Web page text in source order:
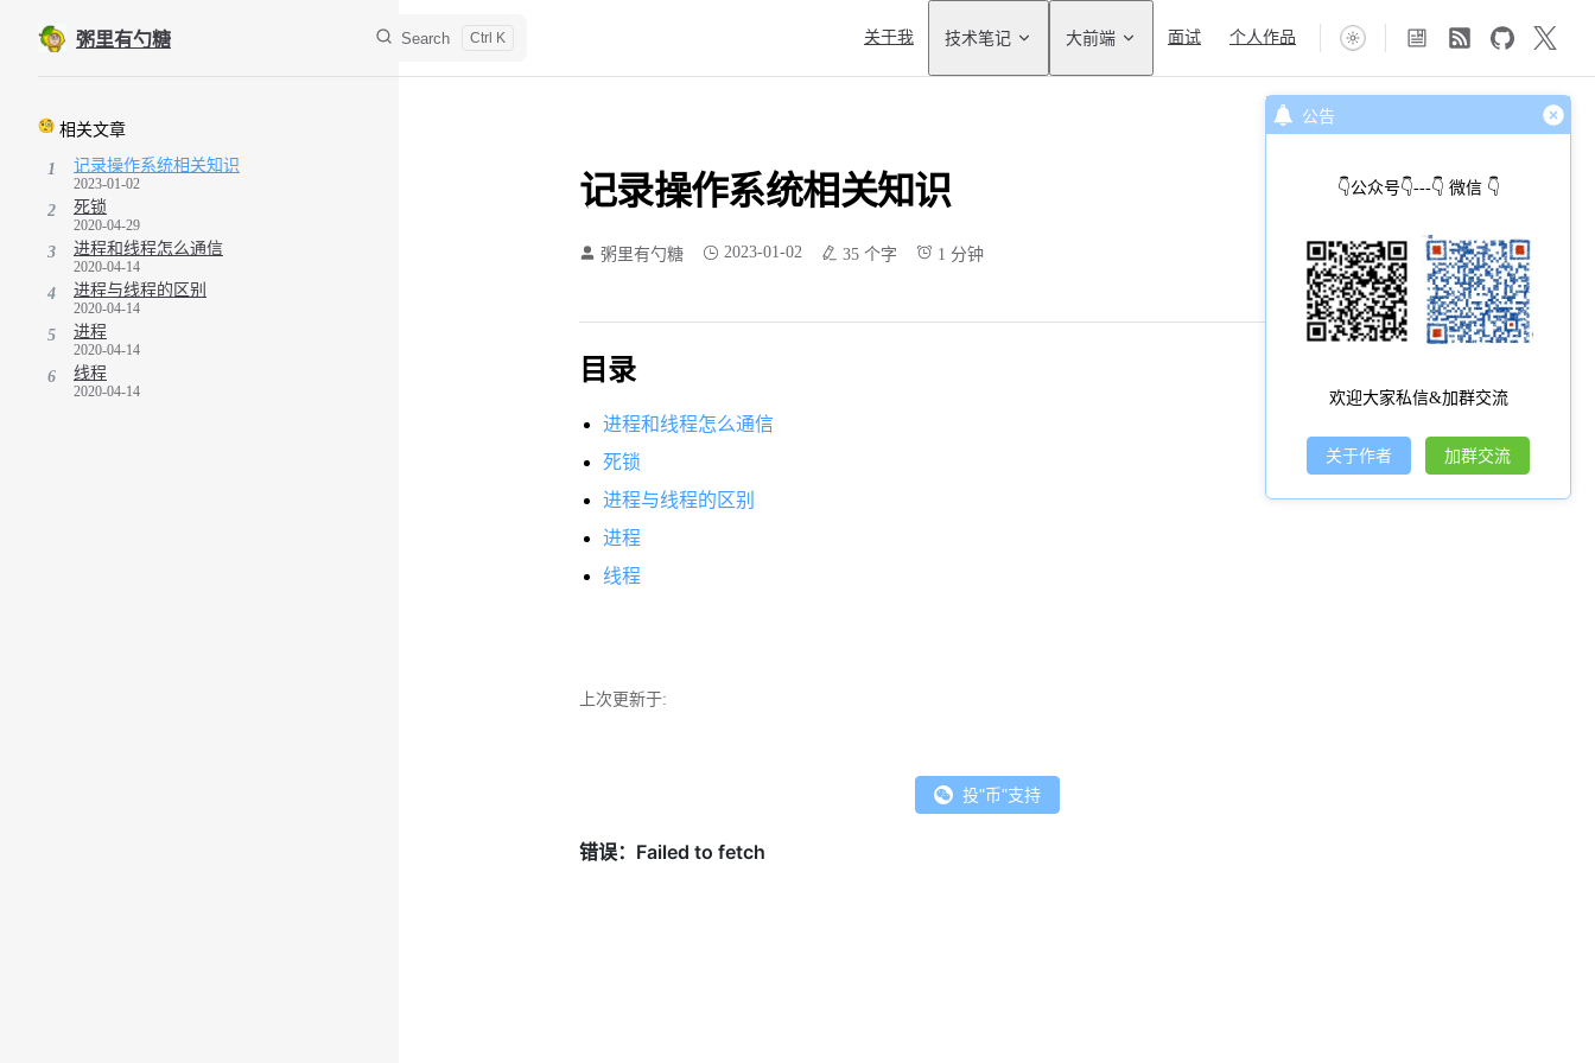
公告
👇公众号👇---👇 微信 👇
欢迎大家私信&加群交流
关于作者 加群交流
Skip to content
粥里有勺糖 Search
Main Navigation
关于我 技术笔记 大前端 面试 个人作品
相关文章
1 记录操作系统相关知识
2023-01-02
2 死锁
2020-04-29
3 进程和线程怎么通信
2020-04-14
4 进程与线程的区别
2020-04-14
5 进程
2020-04-14
6 线程
2020-04-14
记录操作系统相关知识
粥里有勺糖 2023-01-02 35 个字 1 分钟
目录
进程和线程怎么通信
死锁
进程与线程的区别
进程
线程
上次更新于:
投"币"支持